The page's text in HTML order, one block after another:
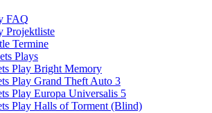
FAQ
Projektliste
Termine
Plays
Play Bright Memory
Play Grand Theft Auto 3
Play Europa Universalis 5
Play Halls of Torment (Blind)